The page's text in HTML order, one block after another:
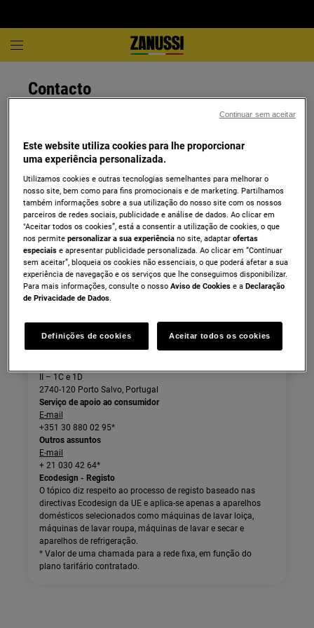
Contacto
seus dados de contacto e responderemos brevemente.
Email Técnico profissional
Aspiradores e Pequenos Domésticos
Assistência Técnica
Informação da empresa
Electrolux Lda.
Morada
Electrolux, Lda.
II – 1C e 1D
2740-120 Porto Salvo, Portugal
Serviço de apoio ao consumidor
E-mail
+351 30 880 02 95*
Outros assuntos
E-mail
+ 21 030 42 64*
Ecodesign - Registo
O tópico diz respeito ao processo de registo baseado nas
directivas Ecodesign da UE e aplica-se apenas a aparelhos
domésticos selecionados como máquinas de lavar loiça,
máquinas de lavar roupa, máquinas de lavar e secar e
aparelhos de refrigeração.
* Valor de uma chamada para a rede fixa, em função do
plano tarifário contratado.
Este website utiliza cookies para lhe proporcionar
uma experiência personalizada.
Utilizamos cookies e outras tecnologias semelhantes para melhorar o
nosso site, bem como para fins promocionais e de marketing. Partilhamos
também informações sobre a sua utilização do nosso site com os nossos
parceiros de redes sociais, publicidade e análise de dados. Ao clicar em
"Aceitar todos os cookies”, está a consentir a utilização de cookies, o que
nos permitepersonalizar a sua experiênciano site, adaptarofertas
especiaise apresentar publicidade personalizada. Ao clicar em “Continuar
sem aceitar”, bloqueia os cookies não essenciais, o que poderá afetar a sua
experiência de navegação e os serviços que lhe conseguimos disponibilizar.
Para mais informações, consulte o nossoAviso de Cookies e aDeclaração
de Privacidade de Dados.
Definições de cookies Aceitar todos os cookies
Continuar sem aceitar